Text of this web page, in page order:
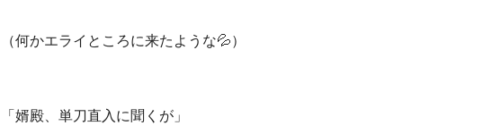
何かエライところに来たような💦）
婿殿、単刀直入に聞くが」